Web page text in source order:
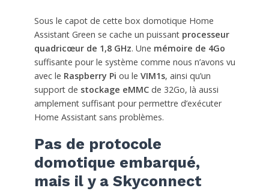
Sous le capot de cette box domotique Home
Assistant Green se cache un puissant processeur
quadricœur de 1,8 GHz. Une mémoire de 4Go
suffisante pour le système comme nous n’avons vu
avec le Raspberry Pi ou le VIM1s, ainsi qu’un
support de stockage eMMCde 32Go, là aussi
amplement suffisant pour permettre d’exécuter
Home Assistant sans problèmes.
Pas de protocole
domotique embarqué,
mais il y a Skyconnect